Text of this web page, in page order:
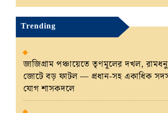
Trending
জাজিগ্রাম পঞ্চায়েতে তৃণমূলের দখল, রামধনু
জোটে বড় ফাটল — প্রধান-সহ একাধিক
যোগ শাসকদলে